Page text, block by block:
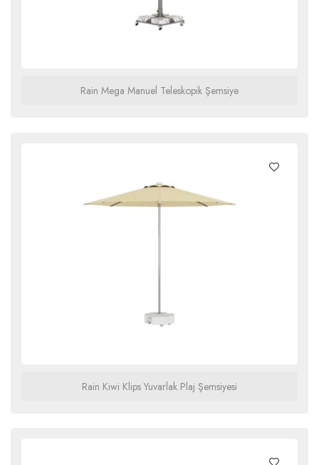
Rain Mega Manuel Teleskopik Şemsiye
Rain Kiwi Klips Yuvarlak Plaj Şemsiyesi